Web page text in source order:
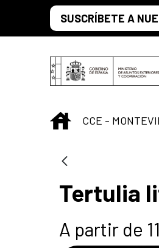
Saltar al contenido principal
SUSCRÍBETE A
INICIO
CCE -
Tertulia
A partir de